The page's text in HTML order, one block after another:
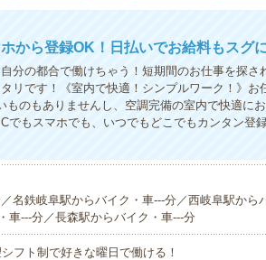
から登録OK！日払いでお給料もスグ
分の都合で働けちゃう！短期間のお仕事を探さ
リです！《室内で快適！シンプルワーク！》お
のもありませんし、空調完備の室内で快適に
でもスマホでも、いつでもどこでもカンタン登
名鉄岐阜駅からバイク・車---分／西岐阜駅から
車---分／長森駅からバイク・車---分
フト制で好きな曜日で働ける！